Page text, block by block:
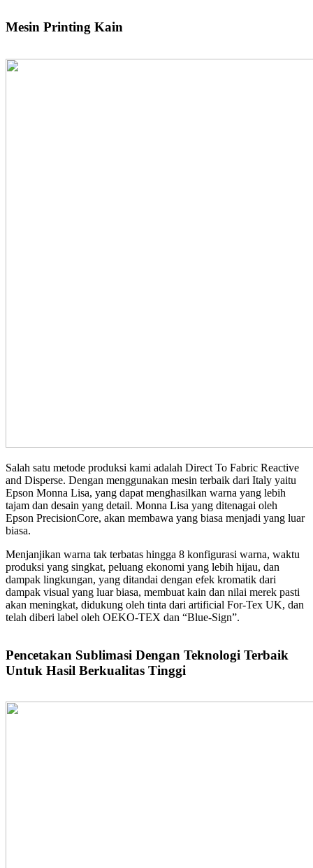
Mesin Printing Kain
Salah satu metode produksi kami adalah Direct To Fabric Reactive
and Disperse. Dengan menggunakan mesin terbaik dari Italy yaitu
Epson Monna Lisa, yang dapat menghasilkan warna yang lebih
tajam dan desain yang detail. Monna Lisa yang ditenagai oleh
Epson PrecisionCore, akan membawa yang biasa menjadi yang luar
biasa.
Menjanjikan warna tak terbatas hingga 8 konfigurasi warna, waktu
produksi yang singkat, peluang ekonomi yang lebih hijau, dan
dampak lingkungan, yang ditandai dengan efek kromatik dari
dampak visual yang luar biasa, membuat kain dan nilai merek pasti
akan meningkat, didukung oleh tinta dari artificial For-Tex UK, dan
telah diberi label oleh OEKO-TEX dan “Blue-Sign”.
Pencetakan Sublimasi Dengan Teknologi Terbaik
Untuk Hasil Berkualitas Tinggi